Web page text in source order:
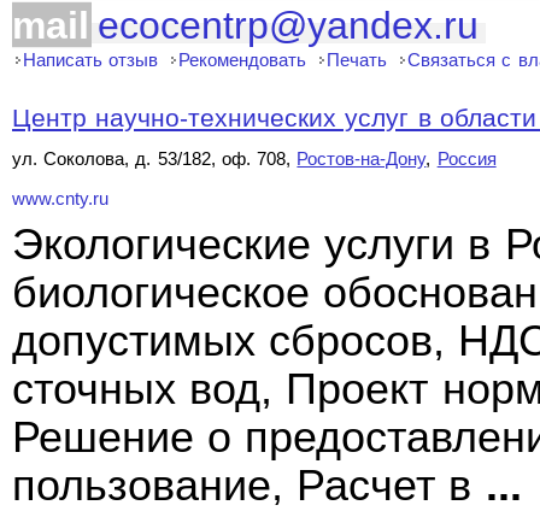
mail ecocentrp@yandex.ru
Написать отзыв Рекомендовать Печать Связаться с
Центр научно-технических услуг в
ул. Соколова, д. 53/182, оф. 708, Ростов-на-Дону, Россия
www.cnty.ru
Экологические услуги в
биологическое
допустимых сбросов,
сточных вод, Проект
Решение о
пользование, Расчет в ...